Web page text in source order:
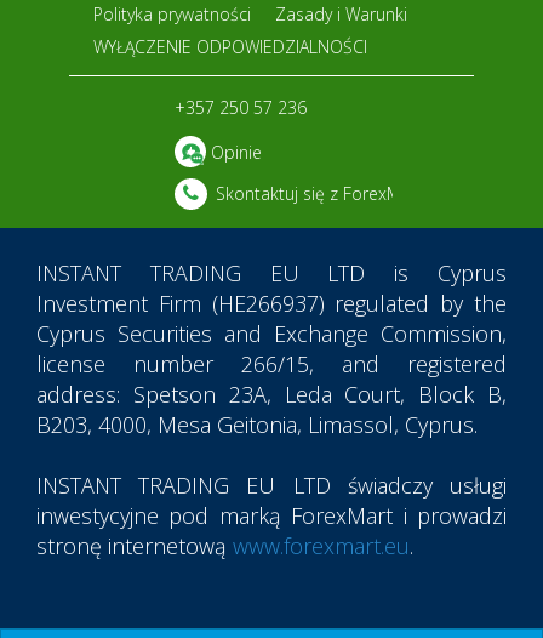
Polityka prywatności
Zasady i Warunki
WYŁĄCZENIE ODPOWIEDZIALNOŚCI
+357 250 57 236
Opinie
Skontaktuj się z ForexMart
INSTANT TRADING EU LTD is Cyprus
Investment Firm (HE266937) regulated by the
Cyprus Securities and Exchange Commission,
license number 266/15, and registered
address: Spetson 23A, Leda Court, Block B,
B203, 4000, Mesa Geitonia, Limassol, Cyprus.
INSTANT TRADING EU LTD świadczy usługi
inwestycyjne pod marką ForexMart i prowadzi
stronę internetową www.forexmart.eu.